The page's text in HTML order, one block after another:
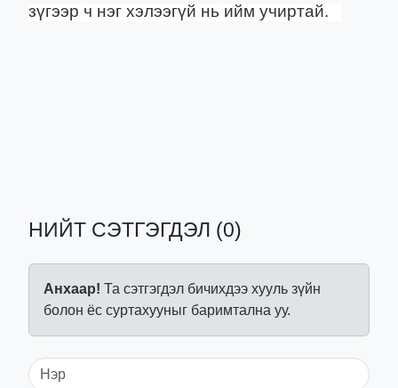
зүгээр ч нэг хэлээгүй нь ийм учиртай.
НИЙТ СЭТГЭГДЭЛ (0)
Анхаар! Та сэтгэгдэл бичихдээ хууль зүйн
болон ёс суртахууныг баримтална уу.